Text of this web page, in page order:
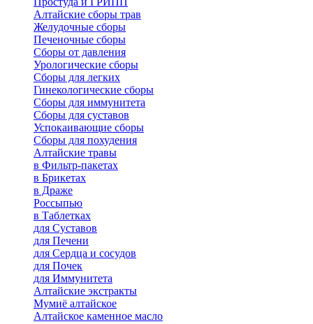
Алтайские сборы трав
Желудочные сборы
Печеночные сборы
Сборы от давления
Урологические сборы
Сборы для легких
Гинекологические сборы
Сборы для иммунитета
Сборы для суставов
Успокаивающие сборы
Сборы для похудения
Алтайские травы
в Фильтр-пакетах
в Брикетах
в Драже
Россыпью
в Таблетках
для Cуставов
для Печени
для Сердца и сосудов
для Почек
для Иммунитета
Алтайские экстракты
Мумиё алтайское
Алтайское каменное масло